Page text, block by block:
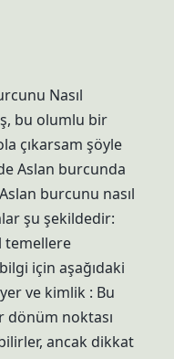
Nasıl
bu olumlu bir
çıkarsam şöyle
Aslan burcunda
burcunu nasıl
şu şekildedir:
temellere
için aşağıdaki
ve kimlik : Bu
dönüm noktası
ancak dikkat